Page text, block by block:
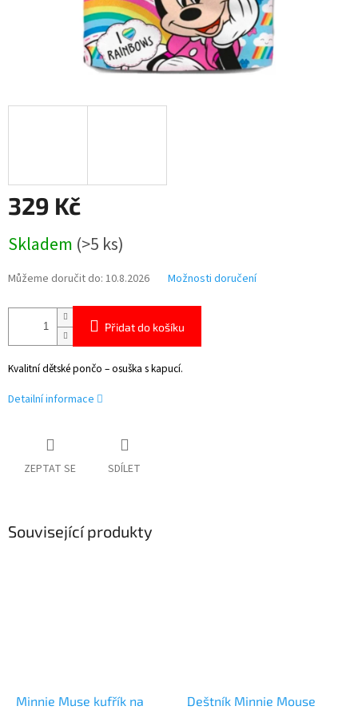
329 Kč
cena:
Skladem (>5 ks)
Můžeme doručit do: 10.8.2026 Možnosti doručení
Přidat do košíku
Kvalitní dětské pončo – osuška s kapucí.
Detailní informace
ZEPTAT SE SDÍLET
Související produkty
Minnie Muse kufřík na
Deštník Minnie Mouse